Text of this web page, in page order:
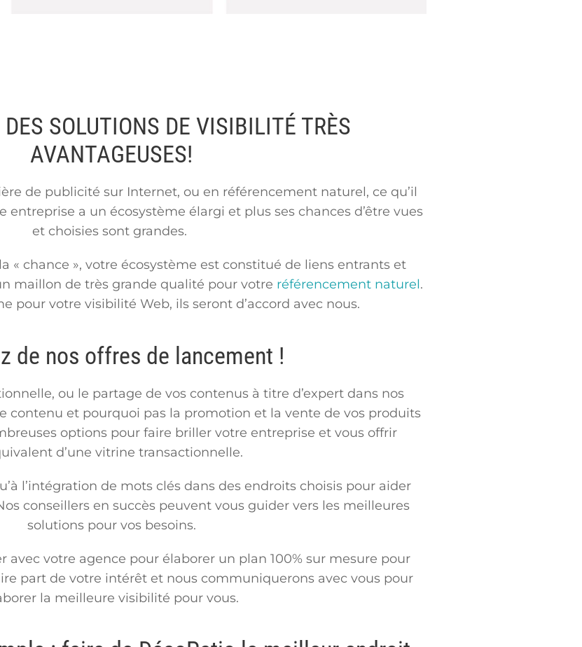
SOLUTIONS DE VISIBILITÉ TRÈS
AVANTAGEUSES!
de publicité sur Internet, ou en référencement naturel, ce qu’il
entreprise a un écosystème élargi et plus ses chances d’être vues
et choisies sont grandes.
« chance », votre écosystème est constitué de liens entrants et
maillon de très grande qualité pour votre référencement naturel.
pour votre visibilité Web, ils seront d’accord avec nous.
de nos offres de lancement !
ou le partage de vos contenus à titre d’expert dans nos
contenu et pourquoi pas la promotion et la vente de vos produits
options pour faire briller votre entreprise et vous offrir
d’une vitrine transactionnelle.
l’intégration de mots clés dans des endroits choisis pour aider
conseillers en succès peuvent vous guider vers les meilleures
solutions pour vos besoins.
avec votre agence pour élaborer un plan 100% sur mesure pour
part de votre intérêt et nous communiquerons avec vous pour
la meilleure visibilité pour vous.